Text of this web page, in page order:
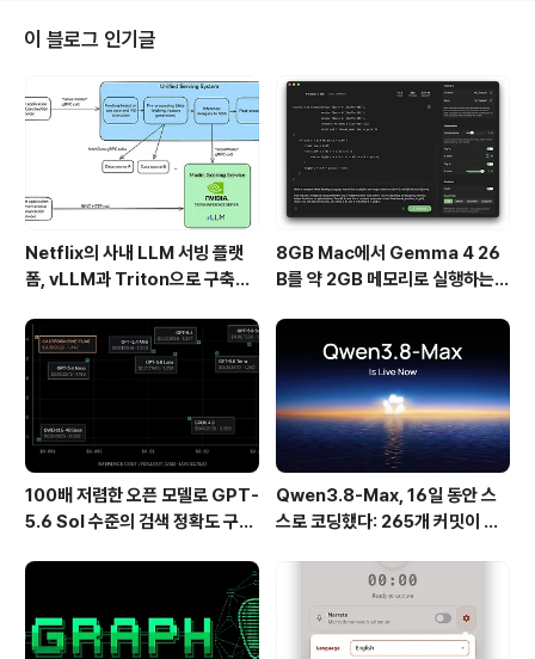
TOKEN을 사용하여 권한 부여 2. 헤더, 쿼리 문자열, 단계
변수, 컨텍스트 변수 같은 요청 파라미터를 사용하여 권한
부여 [API와 Lambda 연결하는 방법] 1. API Gateway
콘솔로 이동후 API를 선택하고 "권한 부여자"를 선택한다.
2. "+새로운 권..
이 블로그 인기글
Netflix의 사내 LLM 서빙 플랫
폼, vLLM과 Triton으로 구축한
8GB Mac에서 Gemma 4 26
B를 약 2GB 메모리로 실행하는 T
100배 저렴한 오픈 모델로 GPT-
5.6 Sol 수준의 검색 정확도 구현
Qwen3.8-Max, 16일 동안 스
스로 코딩했다: 265개 커밋이 보